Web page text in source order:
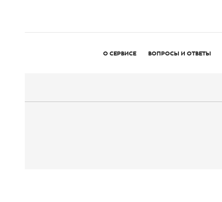
О СЕРВИСЕ ВОПРОСЫ И ОТВЕТЫ